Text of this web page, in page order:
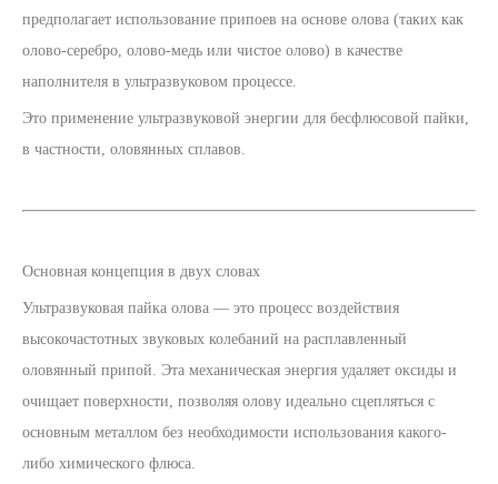
предполагает использование припоев на основе олова (таких как
олово-серебро, олово-медь или чистое олово) в качестве
наполнителя в ультразвуковом процессе.
Это применение ультразвуковой энергии для бесфлюсовой пайки,
в частности, оловянных сплавов.
Основная концепция в двух словах
Ультразвуковая пайка олова — это процесс воздействия
высокочастотных звуковых колебаний на расплавленный
оловянный припой. Эта механическая энергия удаляет оксиды и
очищает поверхности, позволяя олову идеально сцепляться с
основным металлом без необходимости использования какого-
либо химического флюса.